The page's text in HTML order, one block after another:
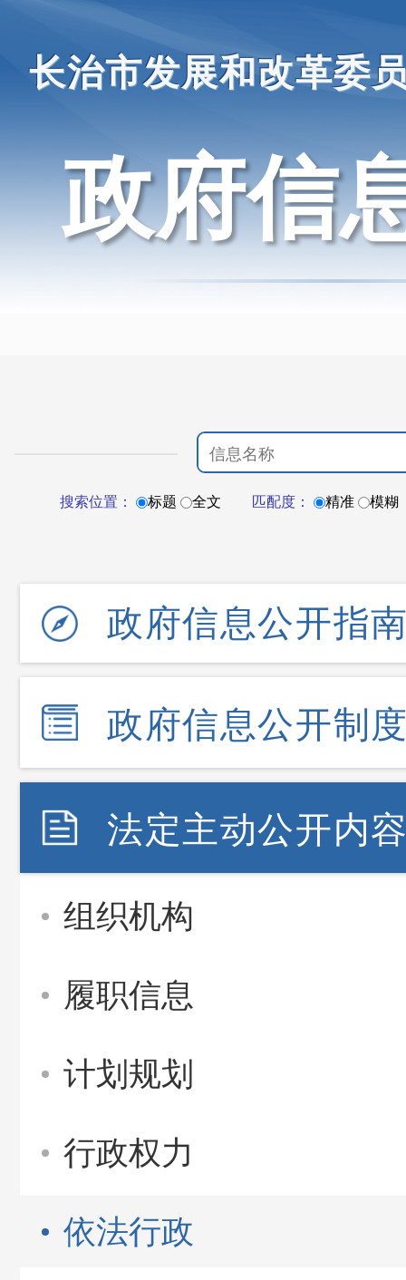
长治市发展和改革委
政府信
搜索位置： 标题 全文 匹配度： 精准 模糊
政府信息公开指
政府信息公开制
法定主动公开内
组织机构
履职信息
计划规划
行政权力
依法行政